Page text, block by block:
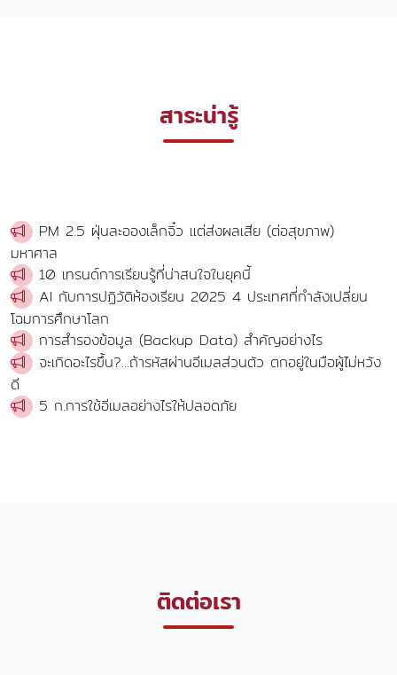
สาระน่ารู้
PM 2.5 ฝุ่นละอองเล็กจิ๋ว แต่ส่งผลเสีย (ต่อสุขภาพ)
มหาศาล
10 เทรนด์การเรียนรู้ที่น่าสนใจในยุคนี้
AI กับการปฏิวัติห้องเรียน 2025 4 ประเทศที่กำลังเปลี่ยน
โฉมการศึกษาโลก
การสำรองข้อมูล (Backup Data) สำคัญอย่างไร
จะเกิดอะไรขึ้น?...ถ้ารหัสผ่านอีเมลส่วนตัว ตกอยู่ในมือผู้ไม่หวัง
ดี
5 ก.การใช้อีเมลอย่างไรให้ปลอดภัย
ติดต่อเรา